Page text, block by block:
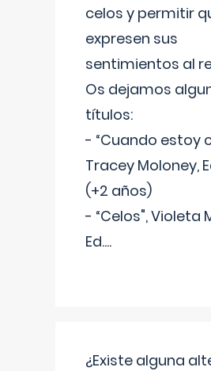
celos y permitir
expresen sus
sentimientos al
Os dejamos
títulos:
- “Cuando estoy
Tracey Moloney,
(+2 años)
- “Celos", Violeta
Ed....
¿Existe alguna